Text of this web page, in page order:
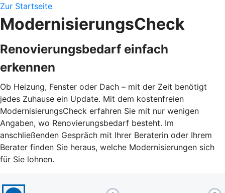
Zur Startseite
ModernisierungsCheck
Renovierungsbedarf einfach
erkennen
Ob Heizung, Fenster oder Dach – mit der Zeit benötigt
jedes Zuhause ein Update. Mit dem kostenfreien
ModernisierungsCheck erfahren Sie mit nur wenigen
Angaben, wo Renovierungsbedarf besteht. Im
anschließenden Gespräch mit Ihrer Beraterin oder Ihrem
Berater finden Sie heraus, welche Modernisierungen sich
für Sie lohnen.